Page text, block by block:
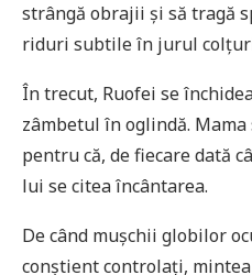
strângă obrajii și să tragă
riduri subtile în jurul
În trecut, Ruofei se
zâmbetul în oglindă. Mama
pentru că, de fiecare dată
lui se citea încântarea.
De când mușchii globilor
conștient controlați,